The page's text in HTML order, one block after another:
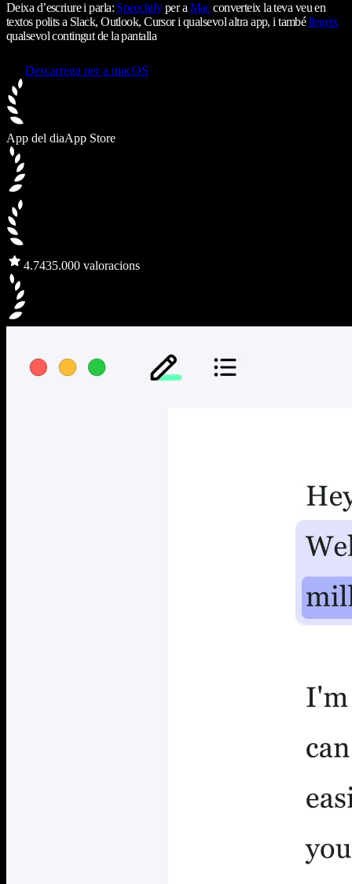
Deixa d’escriure i parla: Speechifyper a Macconverteix la teva veu en
textos polits a Slack, Outlook, Cursor i qualsevol altra app, i tambéllegeix
qualsevol contingut de la pantalla
Descarrega per a macOS
App del diaApp Store
4.7435.000 valoracions